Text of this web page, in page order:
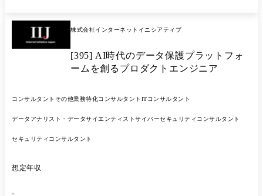
株式会社インターネットイニシアティブ
[395] AI時代のデータ保護プラットフォ
ームを創るプロダクトエンジニア
コンサルタント その他業務特化コンサルタント ITコンサルタント
データアナリスト・データサイエンティストサイバーセキュリティコンサルタント
セキュリティコンサルタント
想定年収
-